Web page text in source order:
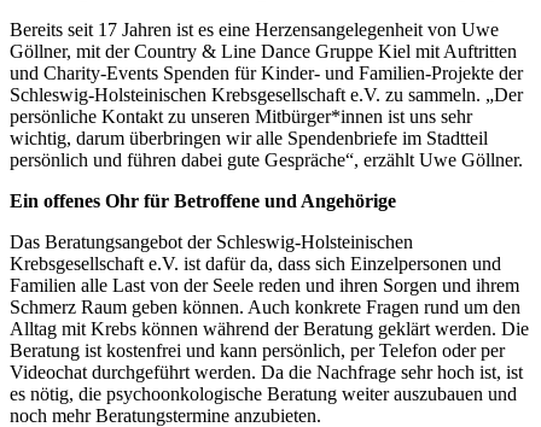
Bereits seit 17 Jahren ist es eine Herzensangelegenheit von Uwe
Göllner, mit der Country & Line Dance Gruppe Kiel mit Auftritten
und Charity-Events Spenden für Kinder- und Familien-Projekte der
Schleswig-Holsteinischen Krebsgesellschaft e.V. zu sammeln. „Der
persönliche Kontakt zu unseren Mitbürger*innen ist uns sehr
wichtig, darum überbringen wir alle Spendenbriefe im Stadtteil
persönlich und führen dabei gute Gespräche“, erzählt Uwe Göllner.
Ein offenes Ohr für Betroffene und Angehörige
Das Beratungsangebot der Schleswig-Holsteinischen
Krebsgesellschaft e.V. ist dafür da, dass sich Einzelpersonen und
Familien alle Last von der Seele reden und ihren Sorgen und ihrem
Schmerz Raum geben können. Auch konkrete Fragen rund um den
Alltag mit Krebs können während der Beratung geklärt werden. Die
Beratung ist kostenfrei und kann persönlich, per Telefon oder per
Videochat durchgeführt werden. Da die Nachfrage sehr hoch ist, ist
es nötig, die psychoonkologische Beratung weiter auszubauen und
noch mehr Beratungstermine anzubieten.